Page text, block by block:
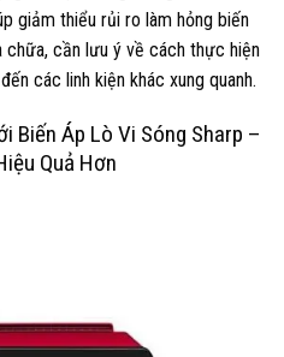
giảm thiểu rủi ro làm hỏng biến
cần lưu ý về cách thực hiện
các linh kiện khác xung quanh.
Biến Áp Lò Vi Sóng Sharp –
Quả Hơn